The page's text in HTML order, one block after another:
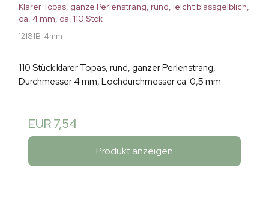
Klarer Topas, ganze Perlenstrang, rund, leicht blassgelblich,
ca. 4 mm, ca. 110 Stck
12181B-4mm
110 Stück klarer Topas, rund, ganzer Perlenstrang,
Durchmesser 4 mm, Lochdurchmesser ca. 0,5 mm.
EUR 7,54
Produkt anzeigen